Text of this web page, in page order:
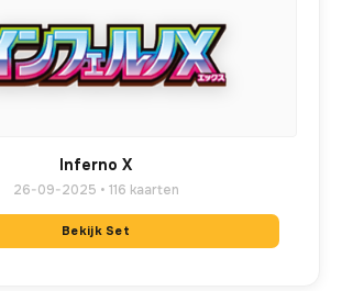
Inferno X
26-09-2025 • 116 kaarten
Bekijk Set